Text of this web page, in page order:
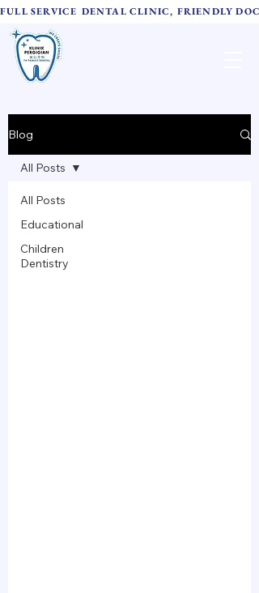
FULL SERVICE DENTAL CLINIC, FRIENDLY
Blog
All Posts
Educational
Children
Dentistry
All Posts